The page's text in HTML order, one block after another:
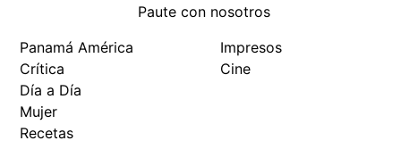
Paute con nosotros
Panamá América
Crítica
Día a Día
Mujer
Recetas
Impresos
Cine